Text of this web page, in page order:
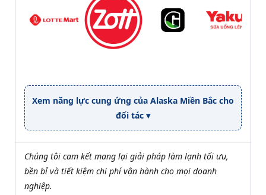
Xem năng lực cung ứng của Alaska Miền Bắc cho
đối tác ▾
Chúng tôi cam kết mang lại giải pháp làm lạnh tối ưu,
bền bỉ và tiết kiệm chi phí vận hành cho mọi doanh
nghiệp.